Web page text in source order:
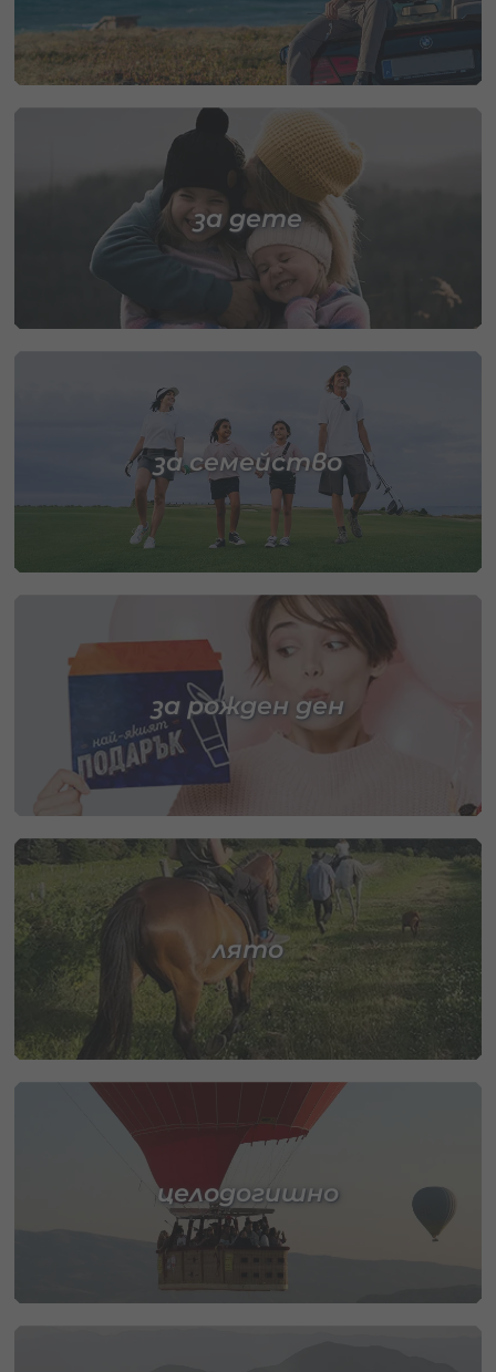
за дете
за семейство
за рожден ден
лято
целодогишно